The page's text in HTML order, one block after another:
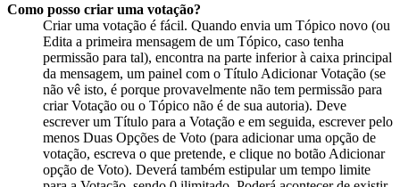
Como posso criar uma votação?
Criar uma votação é fácil. Quando envia um Tópico novo (ou
Edita a primeira mensagem de um Tópico, caso tenha
permissão para tal), encontra na parte inferior à caixa principal
da mensagem, um painel com o Título Adicionar Votação (se
não vê isto, é porque provavelmente não tem permissão para
criar Votação ou o Tópico não é de sua autoria). Deve
escrever um Título para a Votação e em seguida, escrever pelo
menos Duas Opções de Voto (para adicionar uma opção de
votação, escreva o que pretende, e clique no botão Adicionar
opção de Voto). Deverá também estipular um tempo limite